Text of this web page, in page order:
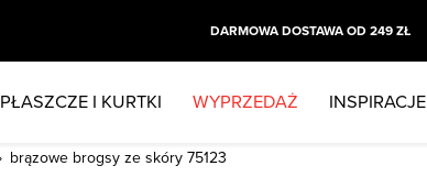
DARMOWA DOSTAWA OD 249 ZŁ
PŁASZCZE I KURTKI WYPRZEDAŻ INSPIRACJE
brązowe brogsy ze skóry 75123